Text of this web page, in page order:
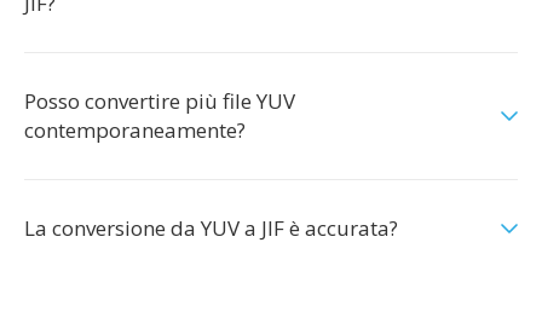
Posso convertire più file YUV
contemporaneamente?
La conversione da YUV a JIF è accurata?